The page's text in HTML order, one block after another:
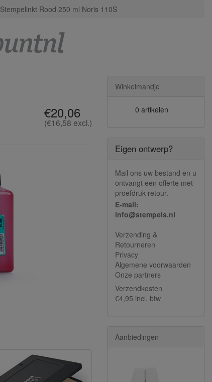
Stempelinkt Rood 250 ml Noris 110S
€20,06
(€16,58 excl.)
Winkelmandje
0 artikelen
Eigen ontwerp?
Mail ons uw bestand en u
ontvangt een offerte met
proefdruk retour.
E-mail:
info@stempels.nl
Verzending &
Retourneren
Privacy
Algemene voorwaarden
Onze partners
Verzendkosten
€4,95 incl. btw
Aanbiedingen